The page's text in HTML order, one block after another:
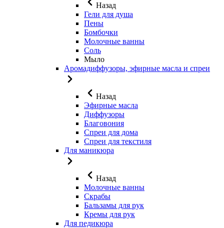
Назад
Гели для душа
Пены
Бомбочки
Молочные ванны
Соль
Мыло
Аромадиффузоры, эфирные масла и спреи
Назад
Эфирные масла
Диффузоры
Благовония
Спреи для дома
Спреи для текстиля
Для маникюра
Назад
Молочные ванны
Скрабы
Бальзамы для рук
Кремы для рук
Для педикюра